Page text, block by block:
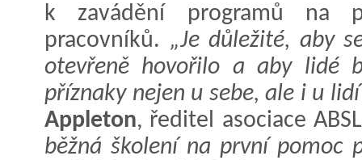
k zavádění programů na
pracovníků. „Je důležité, aby
otevřeně hovořilo a aby lidé
příznaky nejen u sebe, ale i u
Appleton, ředitel asociace
běžná školení na první pomoc